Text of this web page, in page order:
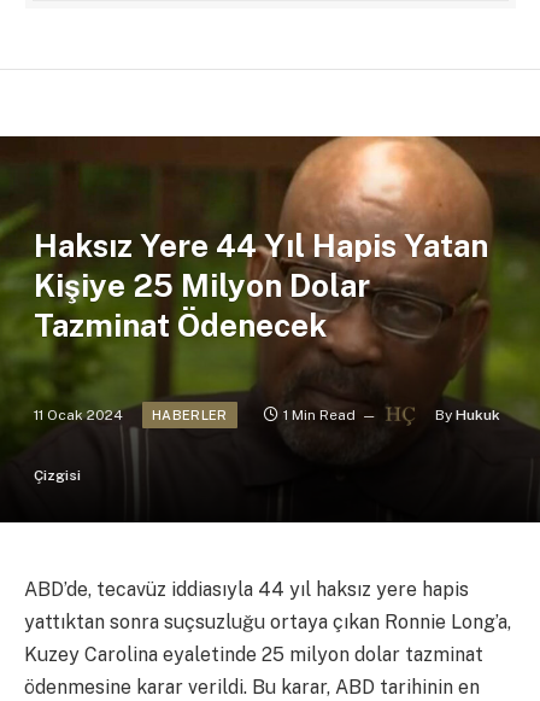
Haksız Yere 44 Yıl Hapis Yatan
Kişiye 25 Milyon Dolar
Tazminat Ödenecek
11 Ocak 2024 HABERLER 1 Min Read By Hukuk
Çizgisi
ABD’de, tecavüz iddiasıyla 44 yıl haksız yere hapis
yattıktan sonra suçsuzluğu ortaya çıkan Ronnie Long’a,
Kuzey Carolina eyaletinde 25 milyon dolar tazminat
ödenmesine karar verildi. Bu karar, ABD tarihinin en